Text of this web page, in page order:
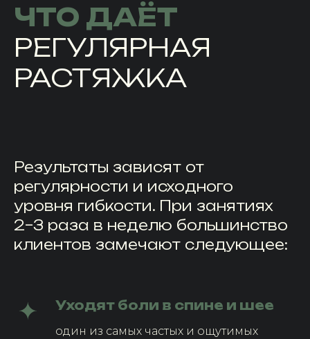
ЧТО ДАЁТ
РЕГУЛЯРНАЯ
РАСТЯЖКА
Результаты зависят от
регулярности и исходного
уровня гибкости. При занятиях
2–3 раза в неделю большинство
клиентов замечают следующее:
Уходят боли в спине и шее
один из самых частых и ощутимых